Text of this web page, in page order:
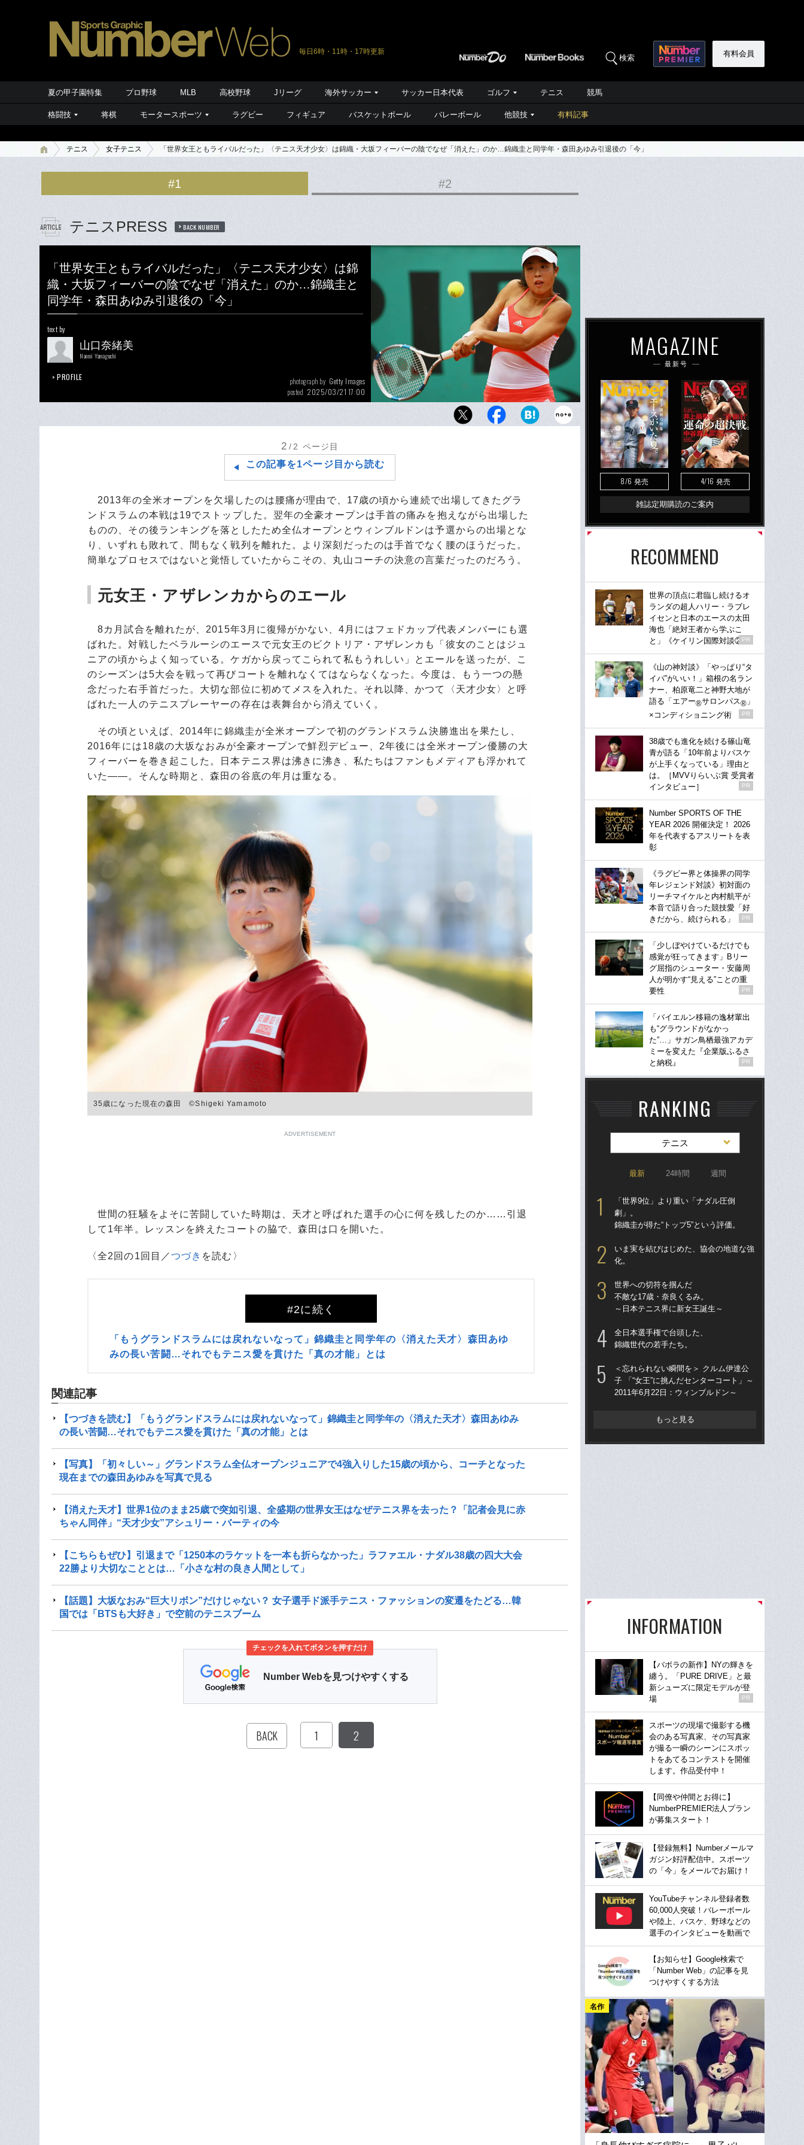
毎日6時・11時・17時更新
検索 有料会員
夏の甲子園特集 プロ野球 MLB 高校野球 Jリーグ 海外サッカー サッカー日本代表 ゴルフ テニス 競馬
格闘技 将棋 モータースポーツ ラグビー フィギュア バスケットボール バレーボール 他競技 有料記事
テニス 女子テニス 「世界女王ともライバルだった」〈テニス天才少女〉は錦織・大坂フィーバーの陰でなぜ「消えた」のか…錦織圭と同学年・森田あゆみ引退後の「今」
#1 #2
テニスPRESS BACK NUMBER
「世界女王ともライバルだった」〈テニス天才少女〉は錦
織・大坂フィーバーの陰でなぜ「消えた」のか…錦織圭と
同学年・森田あゆみ引退後の「今」
text by
山口奈緒美
Naomi Yamaguchi
PROFILE photograph by Getty Images
posted 2025/03/21 17:00
2008年、全仏オープンで戦う森田あゆみ（当時18歳）。
2 /2 ページ目
この記事を1ページ目から読む
2013年の全米オープンを欠場したのは腰痛が理由で、17歳の頃から連続で出場してきたグラ
ンドスラムの本戦は19でストップした。翌年の全豪オープンは手首の痛みを抱えながら出場した
ものの、その後ランキングを落としたため全仏オープンとウィンブルドンは予選からの出場とな
り、いずれも敗れて、間もなく戦列を離れた。より深刻だったのは手首でなく腰のほうだった。
簡単なプロセスではないと覚悟していたからこその、丸山コーチの決意の言葉だったのだろう。
元女王・アザレンカからのエール
8カ月試合を離れたが、2015年3月に復帰がかない、4月にはフェドカップ代表メンバーにも選
ばれた。対戦したベラルーシのエースで元女王のビクトリア・アザレンカも「彼女のことはジュ
ニアの頃からよく知っている。ケガから戻ってこられて私もうれしい」とエールを送ったが、こ
のシーズンは5大会を戦って再びコートを離れなくてはならなくなった。今度は、もう一つの懸
念だった右手首だった。大切な部位に初めてメスを入れた。それ以降、かつて〈天才少女〉と呼
ばれた一人のテニスプレーヤーの存在は表舞台から消えていく。
その頃といえば、2014年に錦織圭が全米オープンで初のグランドスラム決勝進出を果たし、
2016年には18歳の大坂なおみが全豪オープンで鮮烈デビュー、2年後には全米オープン優勝の大
フィーバーを巻き起こした。日本テニス界は沸きに沸き、私たちはファンもメディアも浮かれて
いた――。そんな時期と、森田の谷底の年月は重なる。
35歳になった現在の森田 ©Shigeki Yamamoto
ADVERTISEMENT
世間の狂騒をよそに苦闘していた時期は、天才と呼ばれた選手の心に何を残したのか……引退
して1年半。レッスンを終えたコートの脇で、森田は口を開いた。
〈全2回の1回目／つづき を読む〉
#2に続く
「もうグランドスラムには戻れないなって」錦織圭と同学年の〈消えた天才〉森田あゆ
みの長い苦闘…それでもテニス愛を貫けた「真の才能」とは
関連記事
【つづきを読む】「もうグランドスラムには戻れないなって」錦織圭と同学年の〈消えた天才〉森田あゆみ
の長い苦闘…それでもテニス愛を貫けた「真の才能」とは
【写真】「初々しい～」グランドスラム全仏オープンジュニアで4強入りした15歳の頃から、コーチとなった
現在までの森田あゆみを写真で見る
【消えた天才】世界1位のまま25歳で突如引退、全盛期の世界女王はなぜテニス界を去った？「記者会見に赤
ちゃん同伴」“天才少女”アシュリー・バーティの今
【こちらもぜひ】引退まで「1250本のラケットを一本も折らなかった」ラファエル・ナダル38歳の四大大会
22勝より大切なこととは…「小さな村の良き人間として」
【話題】大坂なおみ“巨大リボン”だけじゃない？ 女子選手ド派手テニス・ファッションの変遷をたどる…韓
国では「BTSも大好き」で空前のテニスブーム
チェックを入れてボタンを押すだけ
Number Webを見つけやすくする
BACK 1 2
MAGAZINE
最新号
8/6 発売 4/16 発売
雑誌定期購読のご案内
RECOMMEND
世界の頂点に君臨し続けるオ
ランダの超人ハリー・ラブレ
イセンと日本のエースの太田
海也「絶対王者から学ぶこ
と」《ケイリン国際対談②》
PR
《山の神対談》「やっぱり“タ
イパ”がいい！」箱根の名ラン
ナー、柏原竜二と神野大地が
語る「エアー®サロンパス® 」
×コンディショニング術
PR
38歳でも進化を続ける篠山竜
青が語る「10年前よりバスケ
が上手くなっている」理由と
は。［MVVりらいぶ賞 受賞者
インタビュー］
PR
Number SPORTS OF THE
YEAR 2026 開催決定！ 2026
年を代表するアスリートを表
彰
《ラグビー界と体操界の同学
年レジェンド対談》初対面の
リーチマイケルと内村航平が
本音で語り合った競技愛「好
きだから、続けられる」
PR
「少しぼやけているだけでも
感覚が狂ってきます」Bリー
グ屈指のシューター・安藤周
人が明かす“見える”ことの重
要性
PR
「バイエルン移籍の逸材輩出
も“グラウンドがなかっ
た”…」サガン鳥栖最強アカデ
ミーを変えた『企業版ふるさ
と納税』
PR
RANKING
テニス
最新 24時間 週間
「世界9位」より重い「ナダル圧倒
劇」。
錦織圭が得た“トップ5”という評価。
いま実を結びはじめた、協会の地道な強
化。
世界への切符を掴んだ
不敵な17歳・奈良くるみ。
～日本テニス界に新女王誕生～
全日本選手権で台頭した、
錦織世代の若手たち。
＜忘れられない瞬間を＞ クルム伊達公
子 「“女王”に挑んだセンターコート」～
2011年6月22日：ウィンブルドン～
もっと見る
INFORMATION
【バボラの新作】NYの輝きを
纏う。「PURE DRIVE」と最
新シューズに限定モデルが登
場
PR
スポーツの現場で撮影する機
会のある写真家、その写真家
が撮る一瞬のシーンにスポッ
トをあてるコンテストを開催
します。作品受付中！
【同僚や仲間とお得に】
NumberPREMIER法人プラン
が募集スタート！
【登録無料】Numberメールマ
ガジン好評配信中。スポーツ
の「今」をメールでお届け！
YouTubeチャンネル登録者数
60,000人突破！バレーボール
や陸上、バスケ、野球などの
選手のインタビューを動画で
【お知らせ】Google検索で
「Number Web」の記事を見
つけやすくする方法
名作